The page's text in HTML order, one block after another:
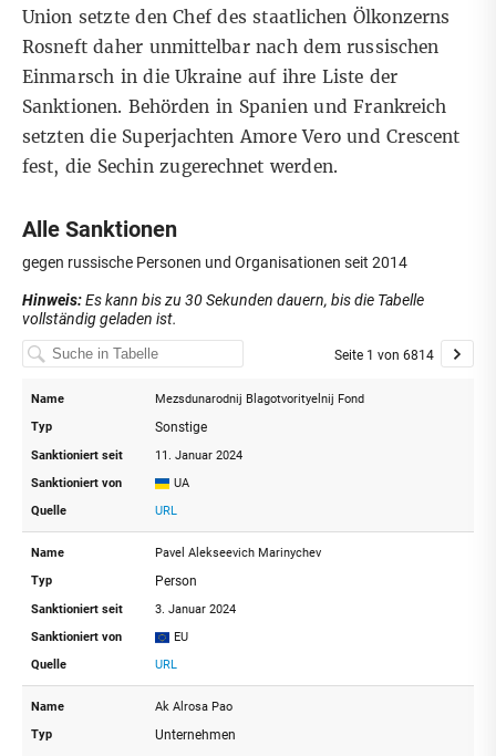
Union setzte den Chef des staatlichen Ölkonzerns
Rosneft daher unmittelbar nach dem russischen
Einmarsch in die Ukraine auf ihre Liste der
Sanktionen. Behörden in Spanien und Frankreich
setzten die Superjachten Amore Vero und Crescent
fest, die Sechin zugerechnet werden.